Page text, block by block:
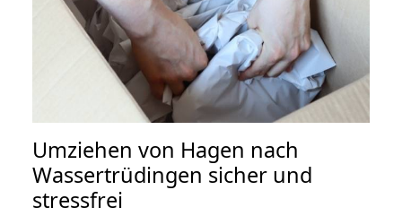
Umziehen von Hagen nach
Wassertrüdingen sicher und
stressfrei